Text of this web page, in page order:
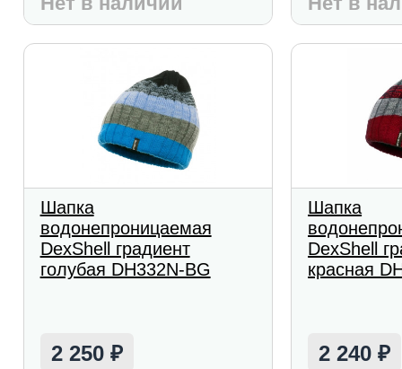
Шапка
водонепроницаемая
DexShell градиент
голубая DH332N-BG
2 250 ₽
Шапка
DexShell
красная
2 240₽